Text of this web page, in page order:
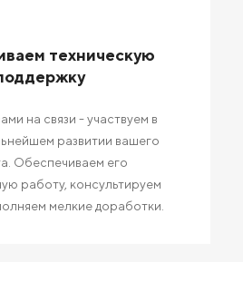
техническую
на связи - участвуем в
развитии вашего
Обеспечиваем его
работу, консультируем
мелкие доработки.